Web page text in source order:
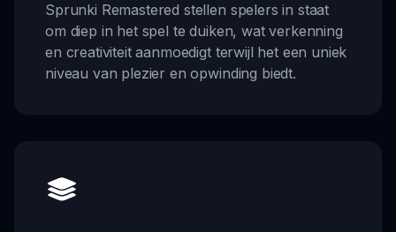
Sprunki Remastered stellen spelers in staat
om diep in het spel te duiken, wat verkenning
en creativiteit aanmoedigt terwijl het een uniek
niveau van plezier en opwinding biedt.